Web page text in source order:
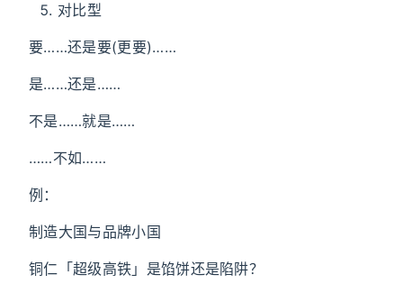
对比型
要……还是要(更要)……
是……还是……
不是……就是……
……不如……
例：
制造大国与品牌小国
铜仁「超级高铁」是馅饼还是陷阱？